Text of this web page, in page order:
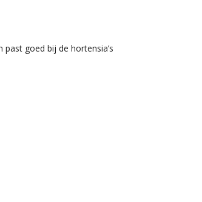
goed bij de hortensia’s